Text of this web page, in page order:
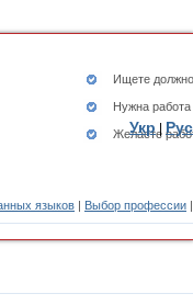
Ищете
Нужна
Желаете
языков | Выбор профессии
Укр| Рус